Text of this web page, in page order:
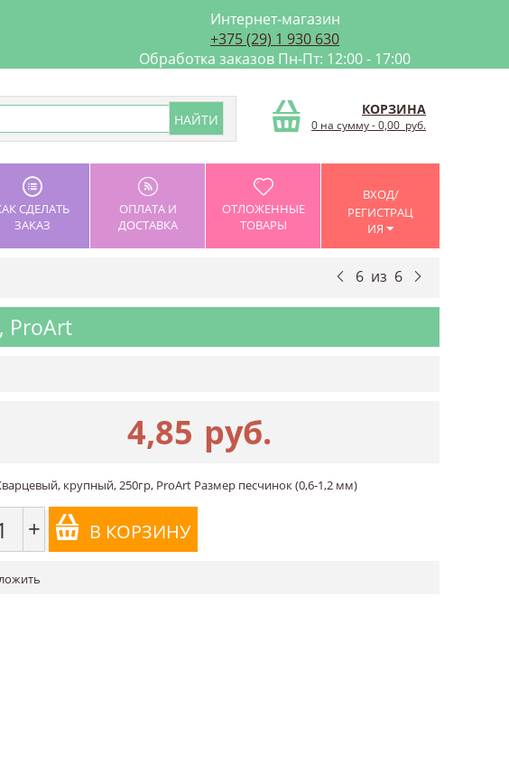
Интернет-магазин
+375 (29) 1 930 630
Обработка заказов Пн-Пт: 12:00 - 17:00
КОРЗИНА
0 на сумму-0,00 руб.
СДЕЛАТЬ
ЗАКАЗ
ОПЛАТА И
ДОСТАВКА
ОТЛОЖЕННЫЕ
ТОВАРЫ
ВХОД/
РЕГИСТРАЦ
ИЯ
6 из 6
ProArt
4,85 руб.
крупный, 250гр, ProArt Размер песчинок (0,6-1,2 мм)
+ В КОРЗИНУ